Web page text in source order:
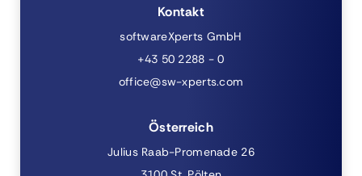
Kontakt
softwareXperts GmbH
+43 50 2288 - 0
office@sw-xperts.com
Österreich
Julius Raab-Promenade 26